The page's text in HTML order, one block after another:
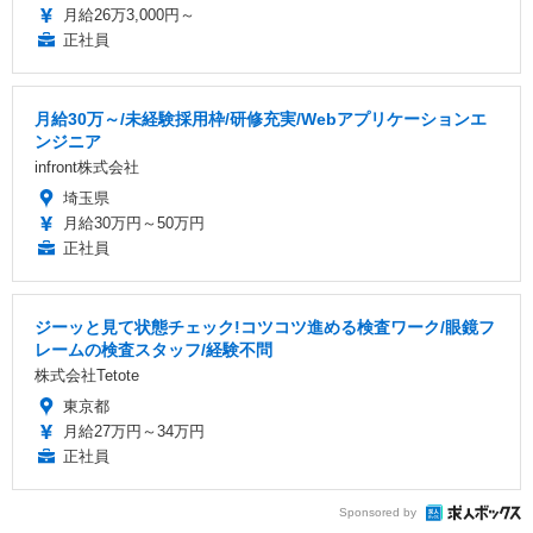
月給26万3,000円～
正社員
月給30万～/未経験採用枠/研修充実/Webアプリケーションエ
ンジニア
infront株式会社
埼玉県
月給30万円～50万円
正社員
ジーッと見て状態チェック!コツコツ進める検査ワーク/眼鏡フ
レームの検査スタッフ/経験不問
株式会社Tetote
東京都
月給27万円～34万円
正社員
Sponsored by